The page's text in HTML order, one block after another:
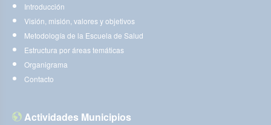
Introducción
Visión, misión, valores y objetivos
Metodología de la Escuela de Salud
Estructura por áreas temáticas
Organigrama
Contacto
Actividades Municipios